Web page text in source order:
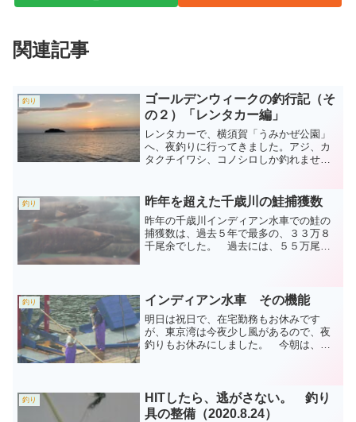
関連記事
釣り
ゴールデンウィークの釣行記（そ
の２）「レンタカー編」
レンタカーで、横須賀「うみかぜ公園」
へ、夜釣りに行ってきました。アジ、カ
タクチイワシ、コノシロしか釣れません
た小悪市民です。
釣り 昨年を超えた千歳川の鮭捕獲数
昨年の千歳川インディアン水車での鮭の
捕獲数は、過去５年で最多の、３３万８
千尾余でした。 過去には、５５万尾を
いことです。今日の千歳川...
釣り インディアン水車 その機能
明日は祝日で、在宅勤務もお休みです
が、東京湾は今夜少し風があるので、夜
釣りもお休みにしました。 今朝は、イ
はなく、ウグイです。 水族...
釣り
HITしたら、逃がさない。 釣り
具の整備（2020.8.24）